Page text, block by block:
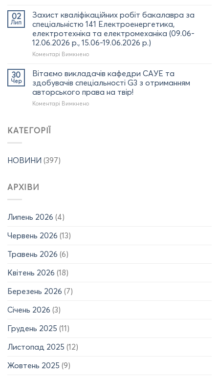
електротехніка
та
електромеханіка»
Артура
ПОСТІЛА
з
диплома
доктора
філософії
(02.07.2026
р.)
ректора
КрНУ
та
НПП
кафедри
САУЕ
форумі
дуальної
освіти:
УНІВЕРСИТЕТИ
ТА
02
Лип
Захист кваліфікаційних робіт бакалавра за
спеціальністю 141 Електроенергетика,
електротехніка та електромеханіка (09.06-
12.06.2026 р., 15.06-19.06.2026 р.)
Коментарі Вимкненодо
кваліфікаційних
робіт
бакалавра
за
спеціальністю
30
Чер
Вітаємо викладачів кафедри САУЕ та
здобувачів спеціальності G3 з отриманням
авторського права на твір!
Коментарі Вимкненодо
КАТЕГОРІЇ
НОВИНИ (397)
АРХІВИ
Липень 2026 (4)
Червень 2026 (13)
Травень 2026 (6)
Квітень 2026 (18)
Березень 2026 (7)
Січень 2026 (3)
Грудень 2025 (11)
Листопад 2025 (12)
Жовтень 2025 (9)